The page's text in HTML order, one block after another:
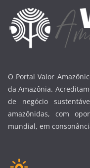
O Portal Valor
da Amazônia.
de negócio
amazônidas, com
mundial, em